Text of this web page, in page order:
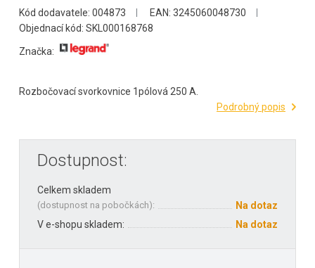
Kód dodavatele: 004873
EAN: 3245060048730
Objednací kód: SKL000168768
Značka:
Rozbočovací svorkovnice 1pólová 250 A.
Podrobný popis
Dostupnost:
Celkem skladem
(dostupnost na pobočkách):
Na dotaz
V e-shopu skladem:
Na dotaz